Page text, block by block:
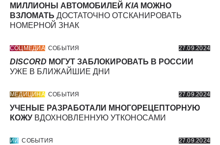
МИЛЛИОНЫ АВТОМОБИЛЕЙ KIA МОЖНО
ВЗЛОМАТЬ ДОСТАТОЧНО ОТСКАНИРОВАТЬ
НОМЕРНОЙ ЗНАК
СОЦМЕДИА СОБЫТИЯ 27.09.2024
DISCORD МОГУТ ЗАБЛОКИРОВАТЬ В РОССИИ
УЖЕ В БЛИЖАЙШИЕ ДНИ
МЕДИЦИНА СОБЫТИЯ 27.09.2024
УЧЕНЫЕ РАЗРАБОТАЛИ МНОГОРЕЦЕПТОРНУЮ
КОЖУ ВДОХНОВЛЕННУЮ УТКОНОСАМИ
ИИ СОБЫТИЯ 27.09.2024